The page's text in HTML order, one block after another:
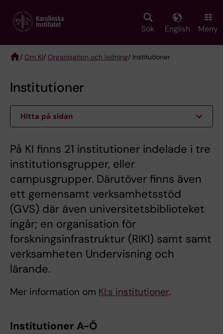
main
Sök English Meny
/ Om KI/ Organisation och ledning/ Institutioner
Institutioner
Hitta på sidan
På KI finns 21 institutioner indelade i tre
institutionsgrupper, eller
campusgrupper. Därutöver finns även
ett gemensamt verksamhetsstöd
(GVS) där även universitetsbiblioteket
ingår; en organisation för
forskningsinfrastruktur (RIKI) samt samt
verksamheten Undervisning och
lärande.
Mer information om KI:s institutioner.
Institutioner A-Ö